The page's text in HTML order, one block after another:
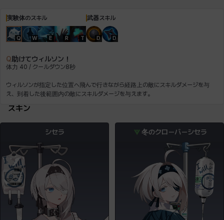
実験体のスキル
Q W E R T
武器スキル
D D
Q 助けてウィルソン！
体力 40 / クールダウン8秒
ウィルソンが指定した位置へ飛んで行きながら経路上の敵にスキルダメージを与
スキン
シセラ 冬のクローバーシセラ